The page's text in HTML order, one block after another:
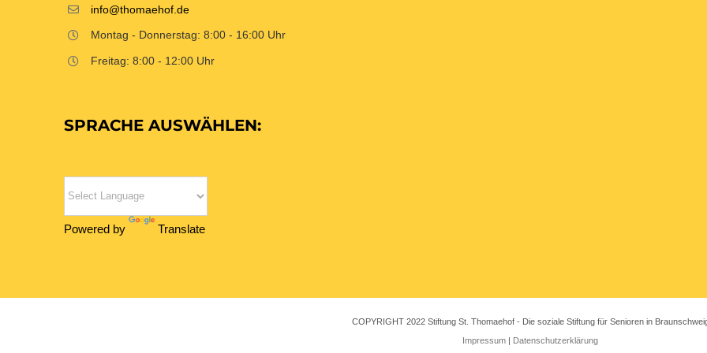
info@thomaehof.de
Montag - Donnerstag: 8:00 - 16:00 Uhr
Freitag: 8:00 - 12:00 Uhr
SPRACHE AUSWÄHLEN:
Powered by Translate
COPYRIGHT 2022 Stiftung St. Thomaehof - Die soziale Stiftung für Senioren in
Impressum | Datenschutzerklärung